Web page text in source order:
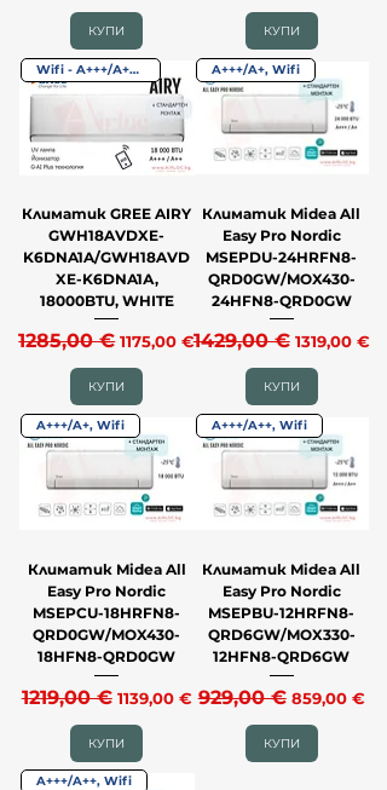
КУПИ КУПИ
Wifi - A+++/А++ - до -25˚C
Климатик GREE AIRY
GWH18AVDXE-
K6DNA1A/GWH18AVD
XE-K6DNA1А,
18000BTU, WHITE
Редовна цена
1285,00 € Продажна цена
1175,00 €
КУПИ
A+++/A+, Wifi
Климатик Midea All
Easy Pro Nordic
MSEPDU-24HRFN8-
QRD0GW/MOX430-
24HFN8-QRD0GW
Редовна цена
1429,00 € Продажна
1319,00 €
КУПИ
A+++/A+, Wifi
Климатик Midea All
Easy Pro Nordic
MSEPCU-18HRFN8-
QRD0GW/MOX430-
18HFN8-QRD0GW
Редовна цена
1219,00 € Продажна цена
1139,00 €
КУПИ
A+++/A++, Wifi
Климатик Midea All
Easy Pro Nordic
MSEPBU-12HRFN8-
QRD6GW/MOX330-
12HFN8-QRD6GW
Редовна цена
929,00 € Продажна
859,00 €
КУПИ
A+++/A++, Wifi